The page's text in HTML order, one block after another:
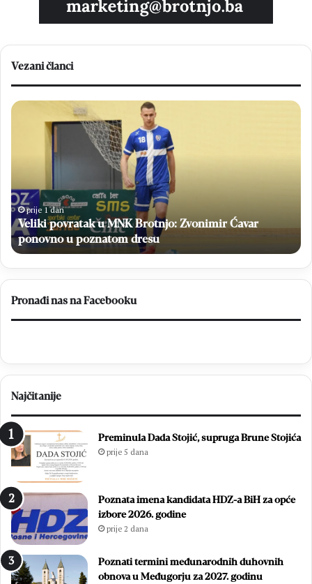
Vezani članci
Veliki
povratak
Ćavar
ponovno
u
poznatom
dresu
prije 1 dan
Veliki povratak u MNK Brotnjo: Zvonimir Ćavar
ponovno u poznatom dresu
Pronađi nas na Facebooku
Najčitanije
Preminula Dada Stojić, supruga Brune Stojića
prije 5 dana
Poznata imena kandidata HDZ-a BiH za opće
izbore 2026. godine
prije 2 dana
Poznati termini međunarodnih duhovnih
obnova u Međugorju za 2027. godinu